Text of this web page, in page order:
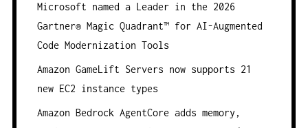
Microsoft named a Leader in the 2026
Gartner® Magic Quadrant™ for AI-Augmented
Code Modernization Tools
Amazon GameLift Servers now supports 21
new EC2 instance types
Amazon Bedrock AgentCore adds memory,